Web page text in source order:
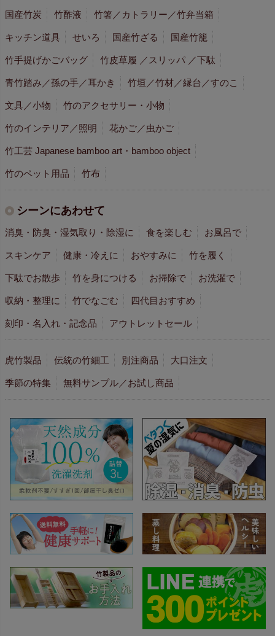
国産竹炭 竹酢液 竹箸／カトラリー／竹弁当箱
キッチン道具 せいろ 国産竹ざる 国産竹籠
竹手提げかごバッグ 竹皮草履 ／スリッパ ／下駄
青竹踏み／孫の手／耳かき 竹垣／竹材／縁台／すのこ
文具／小物 竹のアクセサリー・小物
竹のインテリア／照明 花かご／虫かご
竹工芸 Japanese bamboo art・bamboo object
竹のペット用品 竹布
シーンにあわせて
消臭・防臭・湿気取り・除湿に 食を楽しむ お風呂で
スキンケア 健康・冷えに おやすみに 竹を履く
下駄でお散歩 竹を身につける お掃除で お洗濯で
収納・整理に 竹でなごむ 四代目おすすめ
刻印・名入れ・記念品 アウトレットセール
虎竹製品 伝統の竹細工 別注商品 大口注文
季節の特集 無料サンプル／お試し商品